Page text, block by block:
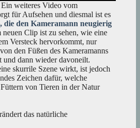
weiteres Video vom
für Aufsehen und diesmal ist es
die den Kameramann neugierig
neuen Clip ist zu sehen, wie eine
Versteck hervorkommt, nur
den Füßen des Kameramanns
und dann wieder davoneilt.
skurrile Szene wirkt, ist jedoch
Zeichen dafür, welche
von Tieren in der Natur
das natürliche